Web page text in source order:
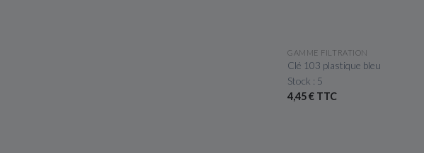
APERÇU RAPIDE
GAMME FILTRATION
Clé 103 plastique bleu
Stock : 5
4,45 € TTC